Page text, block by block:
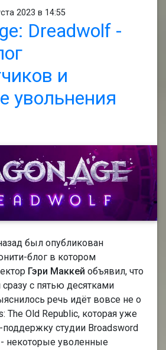
2023 в 14:55
Dreadwolf -
и
увольнения
был опубликован
блог в котором
Гэри Маккей объявил, что
сразу с пятью десятками
речь идёт вовсе не о
The Old Republic, которая уже
поддержку студии Broadsword
- некоторые уволенные